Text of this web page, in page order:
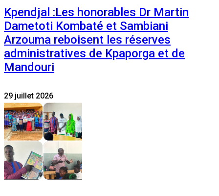
Kpendjal :Les honorables Dr Martin
Dametoti Kombaté et Sambiani
Arzouma reboisent les réserves
administratives de Kpaporga et de
Mandouri
29 juillet 2026